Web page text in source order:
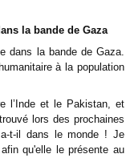
la bande de Gaza
dans la bande de Gaza.
à la population
l’Inde et le Pakistan, et
lors des prochaines
t-il dans le monde ! Je
qu'elle le présente au